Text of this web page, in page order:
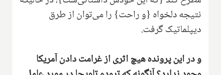
نتیجه دلخواه {و راحت} را می‌توان از طرق
دیپلماتیک گرفت.
و در این پرونده هیچ اثری از غرامت دادن آمریکا